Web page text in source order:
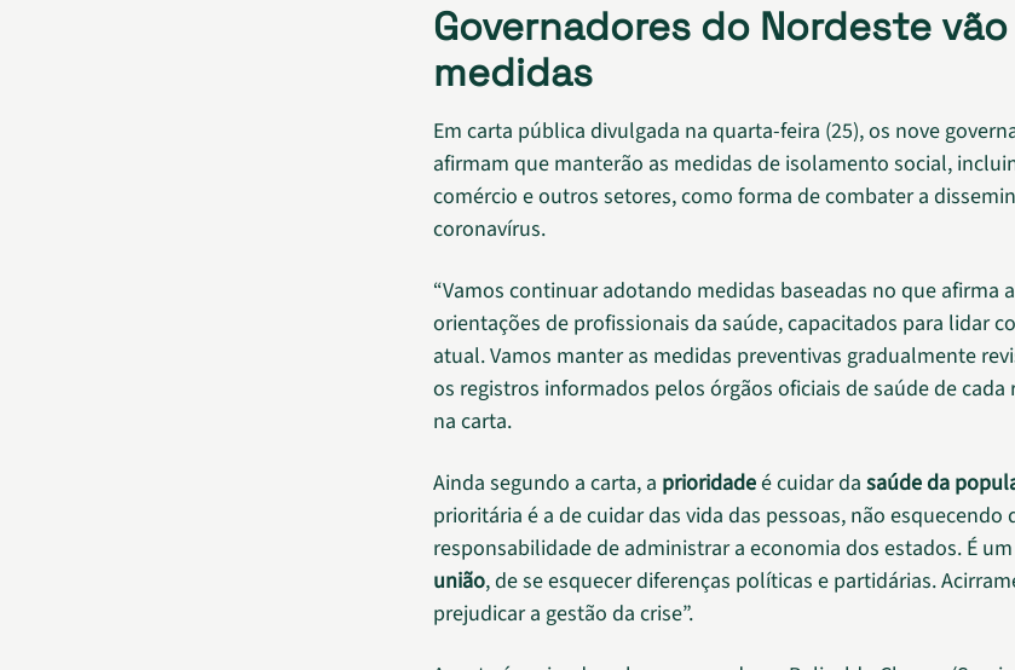
Governadores do Nordeste
medidas
Em carta pública divulgada na quarta-feira (25), os nove
afirmam que manterão as medidas de isolamento social,
comércio e outros setores, como forma de combater a
coronavírus.
“Vamos continuar adotando medidas baseadas no que afirma
orientações de profissionais da saúde, capacitados para lidar
atual. Vamos manter as medidas preventivas gradualmente
os registros informados pelos órgãos oficiais de saúde de cada
na carta.
Ainda segundo a carta, a prioridadeé cuidar da saúde da
prioritária é a de cuidar das vida das pessoas, não esquecendo
responsabilidade de administrar a economia dos estados. É um
união, de se esquecer diferenças políticas e partidárias.
prejudicar a gestão da crise”.